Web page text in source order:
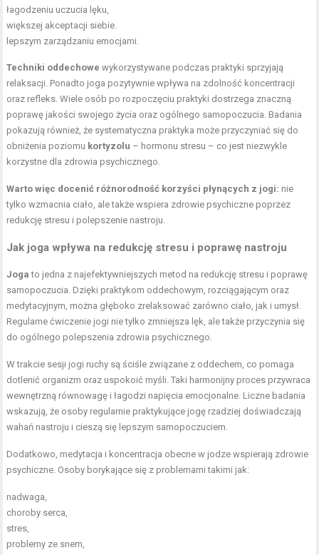
łagodzeniu uczucia lęku,
większej akceptacji siebie.
lepszym zarządzaniu emocjami.
Techniki oddechowe wykorzystywane podczas praktyki sprzyjają
relaksacji. Ponadto joga pozytywnie wpływa na zdolność koncentracji
oraz refleks. Wiele osób po rozpoczęciu praktyki dostrzega znaczną
poprawę jakości swojego życia oraz ogólnego samopoczucia. Badania
pokazują również, że systematyczna praktyka może przyczyniać się do
obniżenia poziomu kortyzolu – hormonu stresu – co jest niezwykle
korzystne dla zdrowia psychicznego.
Warto więc docenić różnorodność korzyści płynących z jogi: nie
tylko wzmacnia ciało, ale także wspiera zdrowie psychiczne poprzez
redukcję stresu i polepszenie nastroju.
Jak joga wpływa na redukcję stresu i poprawę nastroju
Joga to jedna z najefektywniejszych metod na redukcję stresu i poprawę
samopoczucia. Dzięki praktykom oddechowym, rozciągającym oraz
medytacyjnym, można głęboko zrelaksować zarówno ciało, jak i umysł.
Regularne ćwiczenie jogi nie tylko zmniejsza lęk, ale także przyczynia się
do ogólnego polepszenia zdrowia psychicznego.
W trakcie sesji jogi ruchy są ściśle związane z oddechem, co pomaga
dotlenić organizm oraz uspokoić myśli. Taki harmonijny proces przywraca
wewnętrzną równowagę i łagodzi napięcia emocjonalne. Liczne badania
wskazują, że osoby regularnie praktykujące jogę rzadziej doświadczają
wahań nastroju i cieszą się lepszym samopoczuciem.
Dodatkowo, medytacja i koncentracja obecne w jodze wspierają zdrowie
psychiczne. Osoby borykające się z problemami takimi jak:
nadwaga,
choroby serca,
stres,
problemy ze snem,